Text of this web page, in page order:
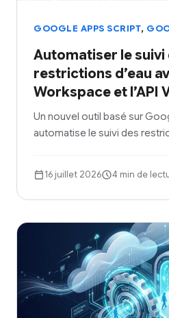
GOOGLE APPS SCRIPT,
Automatiser le suivi
restrictions d’eau
Workspace et l’API
Un nouvel outil basé sur
automatise le suivi des
16 juillet 2026 4 min de